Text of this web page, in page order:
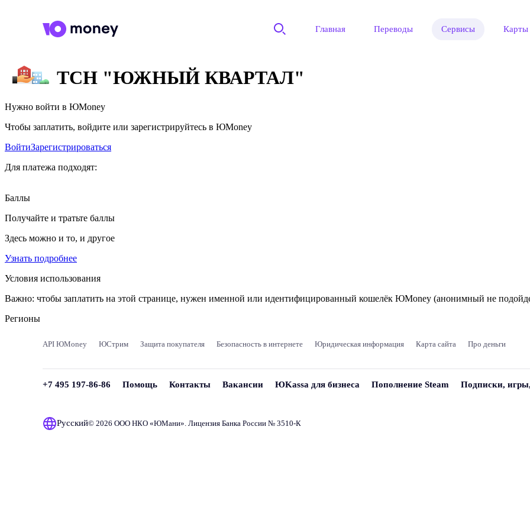
Главная Переводы Сервисы Карты
ТСН "ЮЖНЫЙ КВАРТАЛ"
Нужно войти в ЮMoney
Чтобы заплатить, войдите или зарегистрируйтесь в ЮMoney
ВойтиЗарегистрироваться
Для платежа подходят:
Баллы
Получайте и тратьте баллы
Здесь можно и то, и другое
Узнать подробнее
Условия использования
Важно: чтобы заплатить на этой странице, нужен именной или идентифицированный кошелёк ЮMoney (анонимный не
Регионы
API ЮMoney ЮСтрим Защита покупателя Безопасность в интернете Юридическая информация Карта сайта Про деньги
+7 495 197-86-86 Помощь Контакты Вакансии ЮKassa для бизнеса Пополнение Steam Подписки,
Русский© 2026 ООО НКО «ЮМани». Лицензия Банка России № 3510‑К